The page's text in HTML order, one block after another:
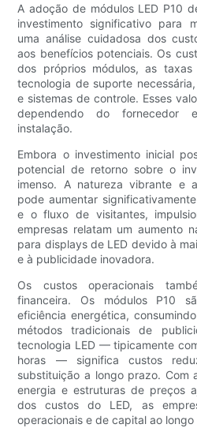
A adoção de módulos LED P10
investimento significativo para
uma análise cuidadosa dos
aos benefícios potenciais. Os
dos próprios módulos, as
tecnologia de suporte
e sistemas de controle. Esses
dependendo do fornecedor
instalação.
Embora o investimento inicial
potencial de retorno sobre o
imenso. A natureza vibrante e
pode aumentar
e o fluxo de visitantes,
empresas relatam um aumento
para displays de LED devido à
e à publicidade inovadora.
Os custos operacionais
financeira. Os módulos P10
eficiência energética,
métodos tradicionais de
tecnologia LED — tipicamente
horas — significa custos
substituição a longo prazo. Com
energia e estruturas de preços
dos custos do LED, as
operacionais e de capital ao